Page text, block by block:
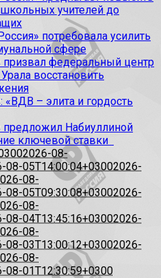
учителей до
потребовала усилить
сфере
федеральный центр
восстановить
– элита и гордость
Набиуллиной
ключевой ставки
2026-08-
08-05T14:00:04+03002026-
08-
08-05T09:30:08+03002026-
08-
08-04T13:45:16+03002026-
08-
08-03T13:00:12+03002026-
08-
08-01T12:30:59+0300